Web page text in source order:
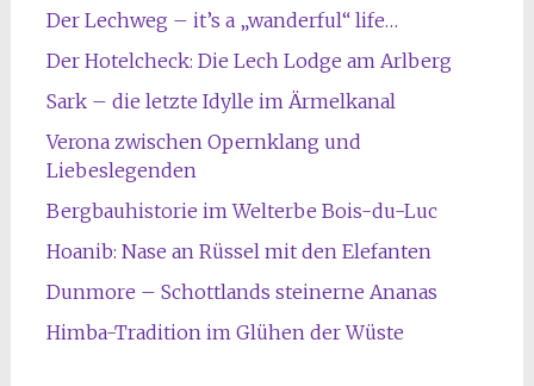
Der Lechweg – it’s a „wanderful“ life…
Der Hotelcheck: Die Lech Lodge am Arlberg
Sark – die letzte Idylle im Ärmelkanal
Verona zwischen Opernklang und
Liebeslegenden
Bergbauhistorie im Welterbe Bois-du-Luc
Hoanib: Nase an Rüssel mit den Elefanten
Dunmore – Schottlands steinerne Ananas
Himba-Tradition im Glühen der Wüste